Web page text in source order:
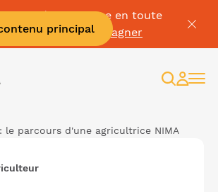
principal
électronique en toute
:Je me fais accompagner
le parcours d'une agricultrice NIMA